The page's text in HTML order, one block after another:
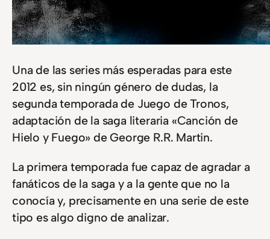
Una de las series más esperadas para este
2012 es, sin ningún género de dudas, la
segunda temporada de Juego de Tronos,
adaptación de la saga literaria «Canción de
Hielo y Fuego» de George R.R. Martin.
La primera temporada fue capaz de agradar a
fanáticos de la saga y a la gente que no la
conocía y, precisamente en una serie de este
tipo es algo digno de analizar.